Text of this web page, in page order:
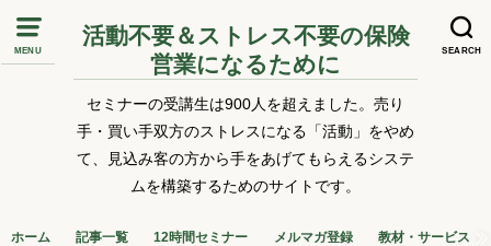
MENU SEARCH
活動不要＆ストレス不要の保険
営業になるために
セミナーの受講生は900人を超えました。売り
手・買い手双方のストレスになる「活動」をやめ
て、見込み客の方から手をあげてもらえるシステ
ムを構築するためのサイトです。
ホーム 記事一覧 12時間セミナー メルマガ登録 教材・サービス